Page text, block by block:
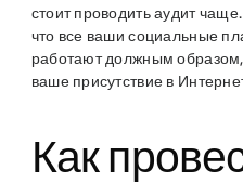
стоит проводить аудит
что все ваши социальные
работают должным
ваше присутствие в
Как